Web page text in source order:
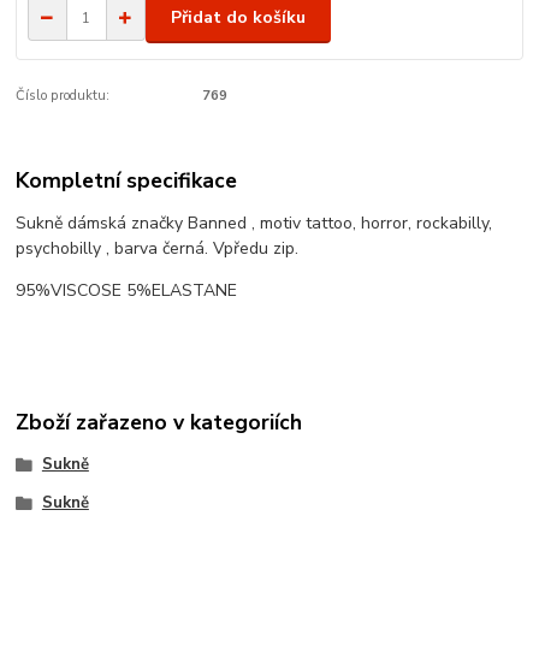
Přidat do košíku
Číslo produktu: 769
Kompletní specifikace
Sukně dámská značky Banned , motiv tattoo, horror, rockabilly,
psychobilly , barva černá. Vpředu zip.
95%VISCOSE 5%ELASTANE
Zboží zařazeno v kategoriích
Sukně
Sukně